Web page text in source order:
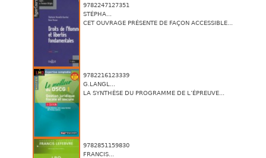
9782247127351
STÉPHA...
CET OUVRAGE PRÉSENTE DE FAÇON ACCESSIBLE...
9782216123339
G.LANGL...
LA SYNTHÈSE DU PROGRAMME DE L’ÉPREUVE...
9782851159830
FRANCIS...